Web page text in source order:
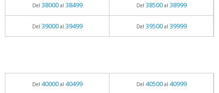
Del 38000al 38499 Del 38500al 38999
Del 39000al 39499 Del 39500al 39999
Del 40000al 40499 Del 40500al 40999